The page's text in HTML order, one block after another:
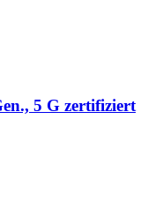
Menge
5 G zertifiziert